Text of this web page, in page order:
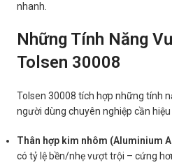
nhanh.
Những Tính Năng
Tolsen 30008
Tolsen 30008 tích hợp những tính
người dùng chuyên nghiệp cần
Thân hợp kim nhôm (Aluminium
có tỷ lệ bền/nhẹ vượt trội – cứng